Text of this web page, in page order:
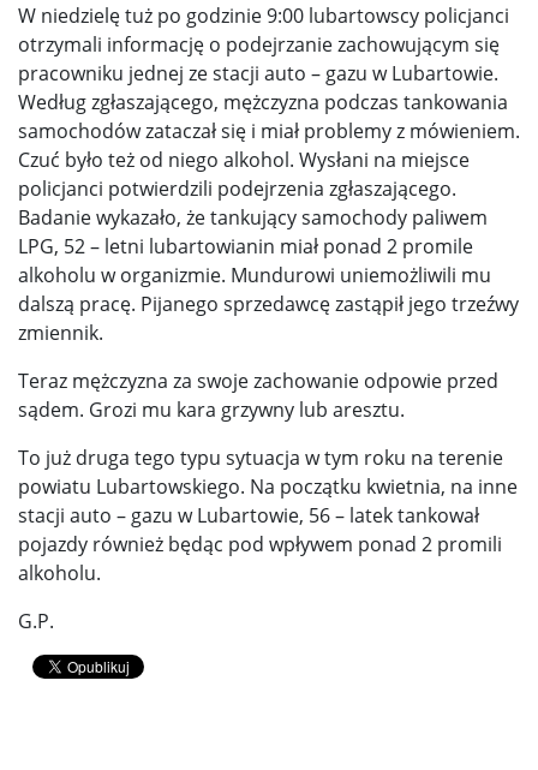
W niedzielę tuż po godzinie 9:00 lubartowscy policjanci
otrzymali informację o podejrzanie zachowującym się
pracowniku jednej ze stacji auto – gazu w Lubartowie.
Według zgłaszającego, mężczyzna podczas tankowania
samochodów zataczał się i miał problemy z mówieniem.
Czuć było też od niego alkohol. Wysłani na miejsce
policjanci potwierdzili podejrzenia zgłaszającego.
Badanie wykazało, że tankujący samochody paliwem
LPG, 52 – letni lubartowianin miał ponad 2 promile
alkoholu w organizmie. Mundurowi uniemożliwili mu
dalszą pracę. Pijanego sprzedawcę zastąpił jego trzeźwy
zmiennik.
Teraz mężczyzna za swoje zachowanie odpowie przed
sądem. Grozi mu kara grzywny lub aresztu.
To już druga tego typu sytuacja w tym roku na terenie
powiatu Lubartowskiego. Na początku kwietnia, na inne
stacji auto – gazu w Lubartowie, 56 – latek tankował
pojazdy również będąc pod wpływem ponad 2 promili
alkoholu.
G.P.